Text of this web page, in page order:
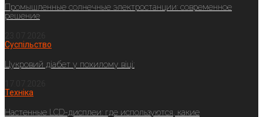
Промышленные солнечные электростанции: современное
решение
Суспільство
Цукровий діабет у похилому віці:
Техніка
Настенные LCD-дисплеи: где используются, какие